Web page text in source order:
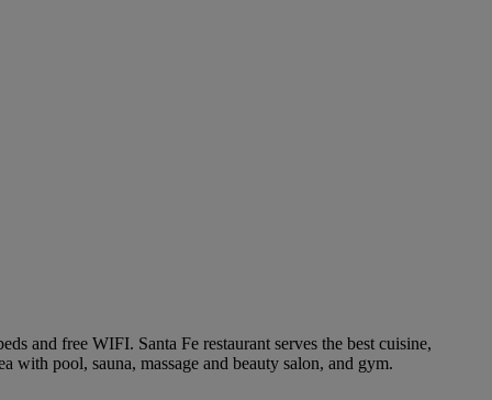
and free WIFI. Santa Fe restaurant serves the best cuisine,
with pool, sauna, massage and beauty salon, and gym.